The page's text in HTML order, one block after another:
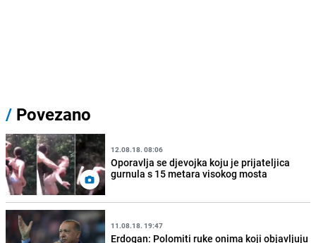
/ Povezano
12.08.18. 08:06
Oporavlja se djevojka koju je prijateljica
gurnula s 15 metara visokog mosta
11.08.18. 19:47
Erdogan: Polomiti ruke onima koji objavljuju